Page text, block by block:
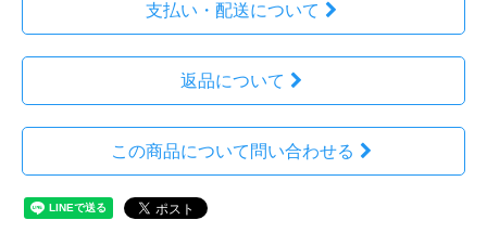
支払い・配送について
返品について
この商品について問い合わせる